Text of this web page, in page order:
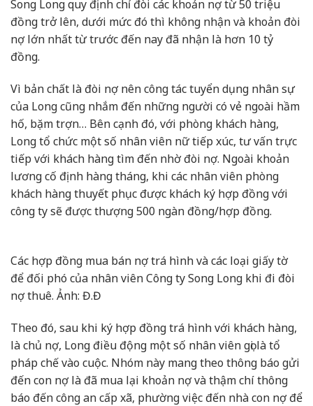
Song Long quy định chỉ đòi các khoản nợ từ 50 triệu
đồng trở lên, dưới mức đó thì không nhận và khoản đòi
nợ lớn nhất từ trước đến nay đã nhận là hơn 10 tỷ
đồng.
Vì bản chất là đòi nợ nên công tác tuyển dụng nhân sự
của Long cũng nhắm đến những người có vẻ ngoài hầm
hố, bặm trợn… Bên cạnh đó, với phòng khách hàng,
Long tổ chức một số nhân viên nữ tiếp xúc, tư vấn trực
tiếp với khách hàng tìm đến nhờ đòi nợ. Ngoài khoản
lương cố định hàng tháng, khi các nhân viên phòng
khách hàng thuyết phục được khách ký hợp đồng với
công ty sẽ được thượng 500 ngàn đồng/hợp đồng.
Các hợp đồng mua bán nợ trá hình và các loại giấy tờ
để đối phó của nhân viên Công ty Song Long khi đi đòi
nợ thuê. Ảnh: Đ.Đ
Theo đó, sau khi ký hợp đồng trá hình với khách hàng,
là chủ nợ, Long điều động một số nhân viên gọi là tổ
pháp chế vào cuộc. Nhóm này mang theo thông báo gửi
đến con nợ là đã mua lại khoản nợ và thậm chí thông
báo đến công an cấp xã, phường việc đến nhà con nợ để